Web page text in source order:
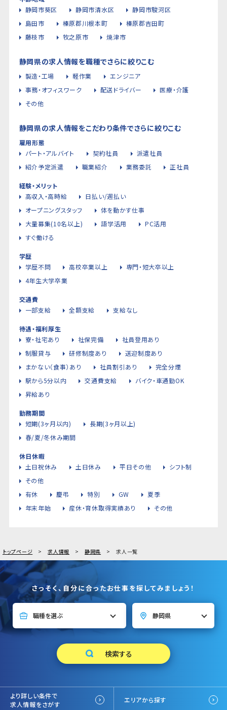
静岡市葵区
静岡市清水区
静岡市駿河区
島田市
榛原郡川根本町
榛原郡吉田町
藤枝市
牧之原市 焼津市
静岡県の求人情報を職種でさらに絞りこむ
製造・工場 軽作業
エンジニア
事務・オフィスワーク
配送ドライバー
医療・介護
その他
静岡県の求人情報をこだわり条件でさらに絞りこむ
雇用形態
パート・アルバイト
契約社員
派遣社員
紹介予定派遣
職業紹介 業務委託 正社員
経験・メリット
高収入・高時給
日払い/週払い
オープニングスタッフ
体を動かす仕事
大量募集(10名以上)
語学活用
PC活用
すぐ働ける
学歴
学歴不問
高校卒業以上
専門・短大卒以上
4年生大学卒業
交通費
一部支給
全額支給 支給なし
待遇・福利厚生
寮・社宅あり
社保完備
社員登用あり
制服貸与
研修制度あり
送迎制度あり
まかない（食事）あり
社員割引あり
完全分煙
駅から5分以内
交通費支給
バイク・車通勤OK
昇給あり
勤務期間
短期(3ヶ月以内)
長期(3ヶ月以上)
春/夏/冬休み期間
休日休暇
土日祝休み
土日休み 平日その他
シフト制
その他
有休
慶弔 特別 GW
夏季
年末年始
産休・育休取得実績あり その他
トップページ 求人情報 静岡県 求人一覧
さっそく、自分に合ったお仕事を探してみましょう！
より詳しい条件で
求人情報をさがす
エリアから探す